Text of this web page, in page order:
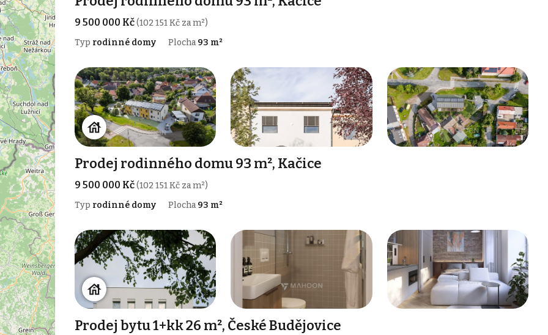
9 500 000 Kč(102 151 Kč za m²)
Typ rodinné domy Plocha 93 m²
Prodej rodinného domu 93 m², Kačice
9 500 000 Kč(102 151 Kč za m²)
Typ rodinné domy Plocha 93 m²
Prodej bytu 1+kk 26 m², České Budějovice